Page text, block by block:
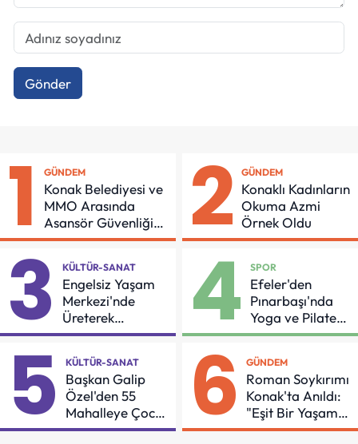
Gönder
1 GÜNDEM
Konak Belediyesi ve
MMO Arasında
Asansör Güvenliği
İçin Önemli Protokol
2 GÜNDEM
Konaklı Kadınların
Okuma Azmi
Örnek Oldu
3 KÜLTÜR-SANAT
Engelsiz Yaşam
Merkezi'nde
Üreterek
Güçleniyorlar
4 SPOR
Efeler'den
Pınarbaşı'nda
Yoga ve Pilates
Buluşması
5 KÜLTÜR-SANAT
Başkan Galip
Özel'den 55
Mahalleye Çocuk
Şenliği
6 GÜNDEM
Roman Soykırımı
Konak'ta Anıldı:
"Eşit Bir Yaşam
İçin Mücadeleyi